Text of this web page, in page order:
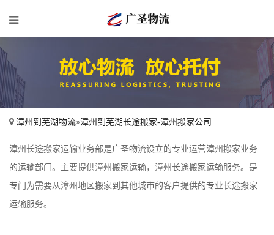
漳州到芜湖物流»漳州到芜湖长途搬家-漳州搬家公司
漳州长途搬家运输业务部是广圣物流设立的专业运营漳州搬家业务
的运输部门。主要提供漳州搬家运输，漳州长途搬家运输服务。是
专门为需要从漳州地区搬家到其他城市的客户提供的专业长途搬家
运输服务。